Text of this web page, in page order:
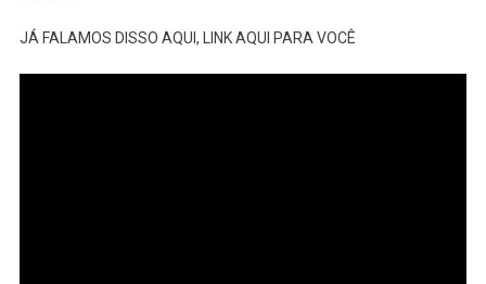
JÁ FALAMOS DISSO AQUI, LINK AQUI PARA VOCÊ